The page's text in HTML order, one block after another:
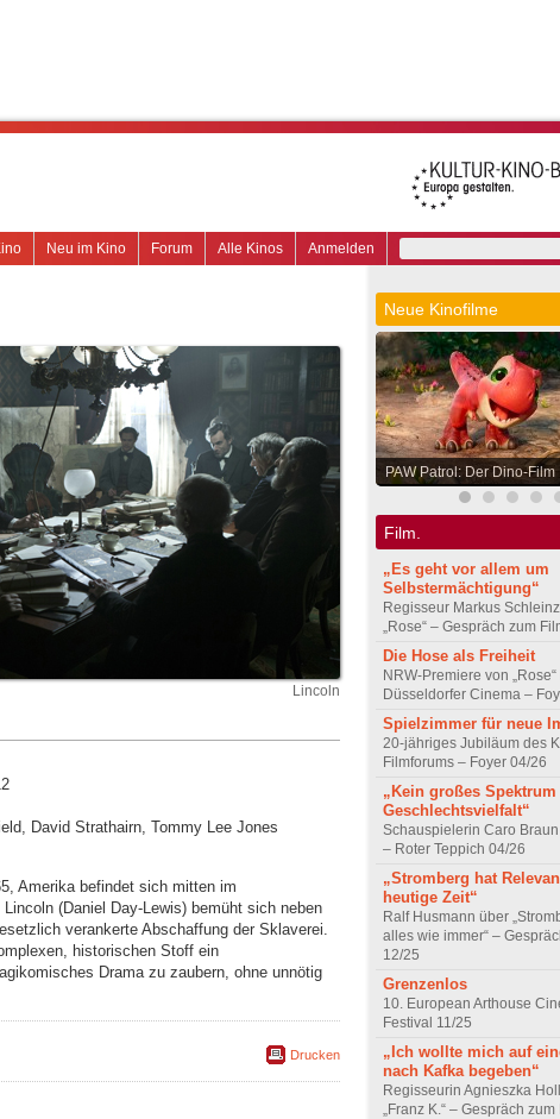
Anmelden
Alle Kinos
Forum
Neu im Kino
Lincoln
David Strathairn, Tommy Lee Jones
Amerika befindet sich mitten im
(Daniel Day-Lewis) bemüht sich neben
verankerte Abschaffung der Sklaverei.
historischen Stoff ein
Drama zu zaubern, ohne unnötig
Drucken
Neue Kinofilme
PAW Patrol: Der Dino-Film
Film.
„Es geht vor allem um
Selbstermächtigung“
Regisseur Markus
„Rose“ – Gespräch zum
Die Hose als Freiheit
NRW-Premiere von „Rose“
Düsseldorfer Cinema –
Spielzimmer für neue
20-jähriges Jubiläum des
Filmforums – Foyer 04/26
„Kein großes Spektrum
Geschlechtsvielfalt“
Schauspielerin Caro Braun
– Roter Teppich 04/26
„Stromberg hat
heutige Zeit“
Ralf Husmann über
alles wie immer“ –
12/25
Grenzenlos
10. European Arthouse
Festival 11/25
„Ich wollte mich auf
nach Kafka begeben“
Regisseurin Agnieszka
„Franz K.“ – Gespräch